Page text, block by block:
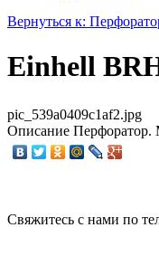
Вернуться к:
Einhell
pic_539a0409c1af2.jpg
Описание Перфоратор.
Свяжитесь с нами по